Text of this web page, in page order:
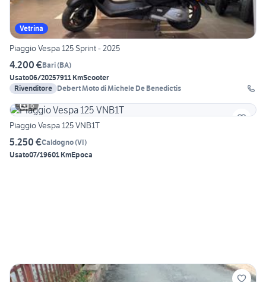
Vetrina
Piaggio Vespa 125 Sprint - 2025
4.200 €Bari(BA)
Usato06/20257911 KmScooter
Rivenditore Debert Moto di Michele De Benedictis
6
Piaggio Vespa 125 VNB1T
5.250 €Caldogno(VI)
Usato07/19601 KmEpoca